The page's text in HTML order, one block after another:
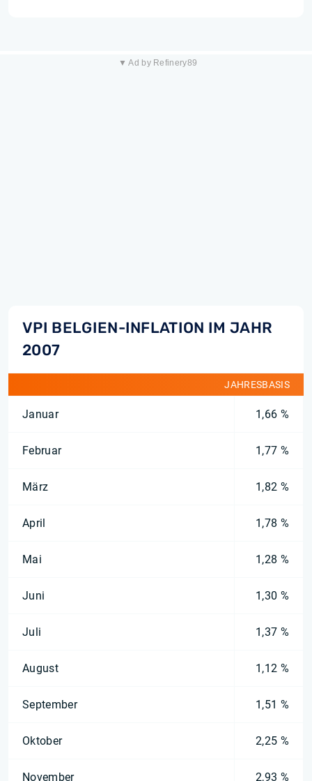
▼ Ad by Refinery89
VPI BELGIEN-INFLATION IM JAHR
2007
JAHRESBASIS
Januar 1,66 %
Februar 1,77 %
März 1,82 %
April 1,78 %
Mai 1,28 %
Juni 1,30 %
Juli 1,37 %
August 1,12 %
September 1,51 %
Oktober 2,25 %
November 2,93 %